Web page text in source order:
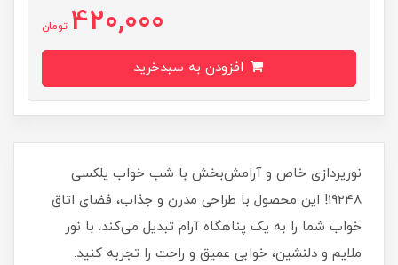
420,000 تومان
نورپردازی خاص و آرامش‌بخش با شب خواب پلکسی
19248! این محصول با طراحی مدرن و جذاب، فضای اتاق
خواب شما را به یک پناهگاه آرام تبدیل می‌کند. با نور
ملایم و دلنشین، خوابی عمیق و راحت را تجربه کنید.